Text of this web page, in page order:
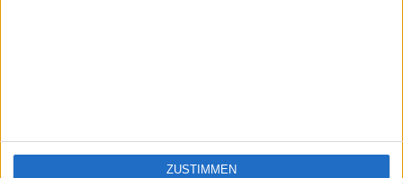
ZUSTIMMEN